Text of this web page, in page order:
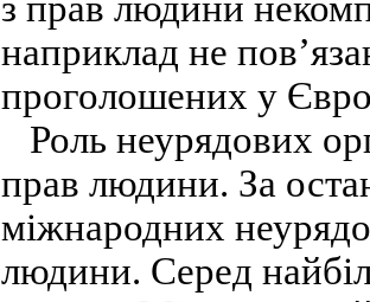
наприклад не
проголошених у
Роль неурядових
прав людини. За
міжнародних
людини. Серед